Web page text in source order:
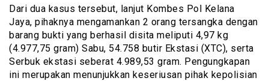
Dari dua kasus tersebut, lanjut Kombes Pol Kelana
Jaya, pihaknya mengamankan 2 orang tersangka dengan
barang bukti yang berhasil disita meliputi 4,97 kg
(4.977,75 gram) Sabu, 54.758 butir Ekstasi (XTC), serta
Serbuk ekstasi seberat 4.989,53 gram. Pengungkapan
ini merupakan menunjukkan keseriusan pihak kepolisian